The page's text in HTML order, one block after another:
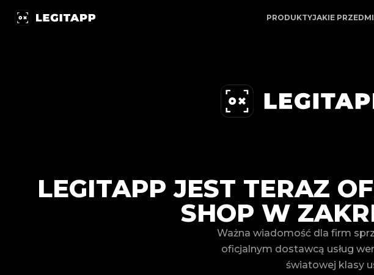
LegitApp jest teraz oficjalnym partnerem TikTok Shop w zakresie
PRODUKTYJAKIE
LEGITAPP JEST TERAZ
SHOP W
Ważna wiadomość dla firm
oficjalnym dostawcą usług
światowej klasy